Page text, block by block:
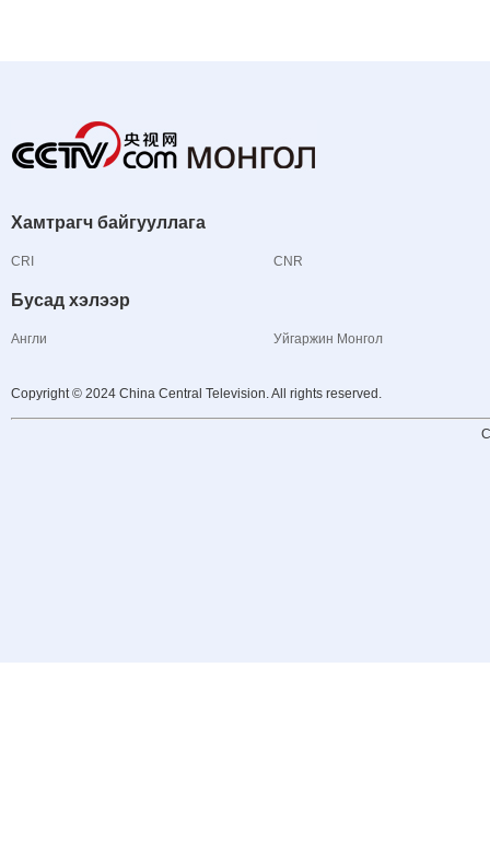
Хамтрагч байгууллага
CRI CNR
Бусад хэлээр
Англи Уйгаржин Монгол
Copyright © 2024 China Central Television. All rights reserved.